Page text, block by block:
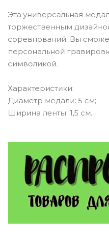
Эта универсальная
торжественным
соревнований. Вы
персональной
символикой.
Характеристики:
Диаметр медали: 5 см;
Ширина ленты: 1,5 см.